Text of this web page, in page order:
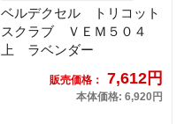
ベルデクセル トリコット
スクラブ ＶＥＭ５０４
上 ラベンダー
販売価格： 7,612円
本体価格: 6,920円